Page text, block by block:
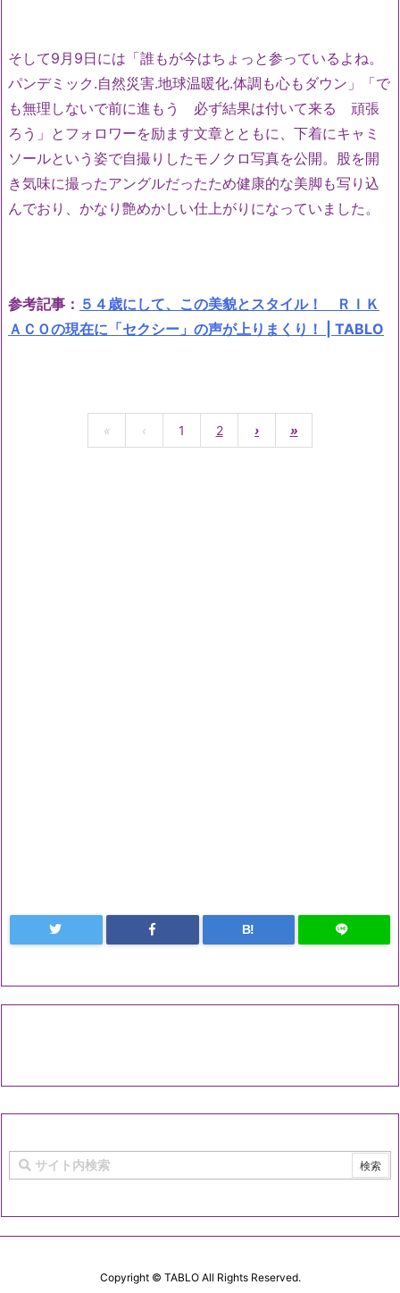
そして9月9日には「誰もが今はちょっと参っているよね。
パンデミック.自然災害.地球温暖化.体調も心もダウン」「で
も無理しないで前に進もう 必ず結果は付いて来る 頑張
ろう」とフォロワーを励ます文章とともに、下着にキャミ
ソールという姿で自撮りしたモノクロ写真を公開。股を開
き気味に撮ったアングルだったため健康的な美脚も写り込
んでおり、かなり艶めかしい仕上がりになっていました。
参考記事： ５４歳にして、この美貌とスタイル！ ＲＩＫ
ＡＣＯの現在に「セクシー」の声が上りまくり！ | TABLO
« ‹ 1 2 › »
B!
Copyright © TABLOAll Rights Reserved.